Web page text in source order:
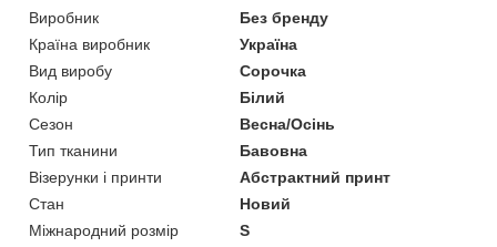
Виробник
Без бренду
Країна виробник
Україна
Вид виробу
Сорочка
Колір
Білий
Сезон
Весна/Осінь
Тип тканини
Бавовна
Візерунки і принти
Абстрактний принт
Стан
Новий
Міжнародний розмір
S